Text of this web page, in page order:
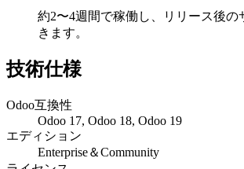
約2〜4週間で稼働し、リリース後の
きます。
技術仕様
Odoo互換性
Odoo 17, Odoo 18, Odoo 19
エディション
Enterprise＆Community